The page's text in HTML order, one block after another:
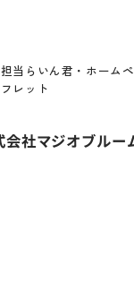
当らいん君・ホーム
レット
会社マジオブルー